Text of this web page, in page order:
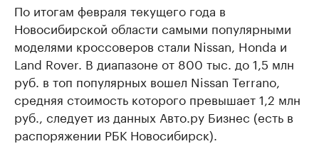
По итогам февраля текущего года в
Новосибирской области самыми популярными
моделями кроссоверов стали Nissan, Honda и
Land Rover. В диапазоне от 800 тыс. до 1,5 млн
руб. в топ популярных вошел Nissan Terrano,
средняя стоимость которого превышает 1,2 млн
руб., следует из данных Авто.ру Бизнес (есть в
распоряжении РБК Новосибирск).